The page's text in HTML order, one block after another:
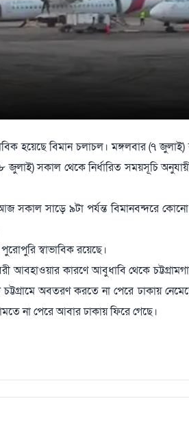
হয়েছে বিমান চলাচল। মঙ্গলবার (৭ জুলাই)
সকাল থেকে নির্ধারিত সময়সূচি
সকাল সাড়ে ৯টা পর্যন্ত বিমানবন্দরে
স্বাভাবিক রয়েছে।
আবহাওয়ার কারণে আবুধাবি থেকে
অবতরণ করতে না পেরে ঢাকায়
না পেরে আবার ঢাকায় ফিরে গেছে।